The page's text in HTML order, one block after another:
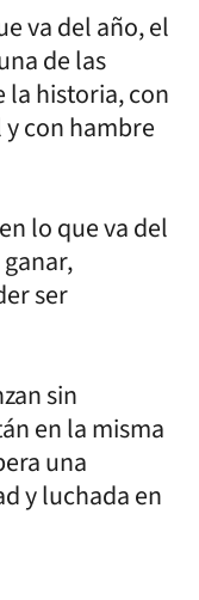
va del año, el
de las
la historia, con
con hambre
lo que va del
ser
sin
en la misma
una
y luchada en